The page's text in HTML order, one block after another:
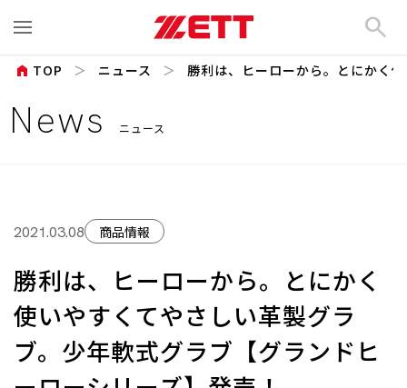
search
News ニュース
home TOP ニュース 勝利は、ヒーローから。とにかく
2021.03.08 商品情報
勝利は、ヒーローから。とにかく
使いやすくてやさしい革製グラ
ブ。少年軟式グラブ【グランドヒ